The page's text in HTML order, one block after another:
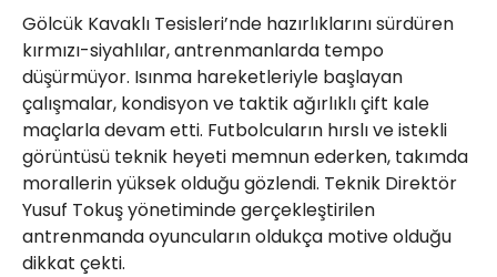
Gölcük Kavaklı Tesisleri’nde hazırlıklarını sürdüren
kırmızı-siyahlılar, antrenmanlarda tempo
düşürmüyor. Isınma hareketleriyle başlayan
çalışmalar, kondisyon ve taktik ağırlıklı çift kale
maçlarla devam etti. Futbolcuların hırslı ve istekli
görüntüsü teknik heyeti memnun ederken, takımda
morallerin yüksek olduğu gözlendi. Teknik Direktör
Yusuf Tokuş yönetiminde gerçekleştirilen
antrenmanda oyuncuların oldukça motive olduğu
dikkat çekti.